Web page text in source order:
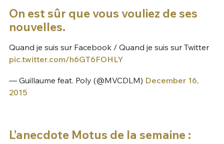
On est sûr que vous vouliez de ses
nouvelles.
Quand je suis sur Facebook / Quand je suis sur Twitter
pic.twitter.com/h6GT6FOHLY
— Guillaume feat. Poly (@MVCDLM) December 16,
2015
L’anecdote Motus de la semaine :